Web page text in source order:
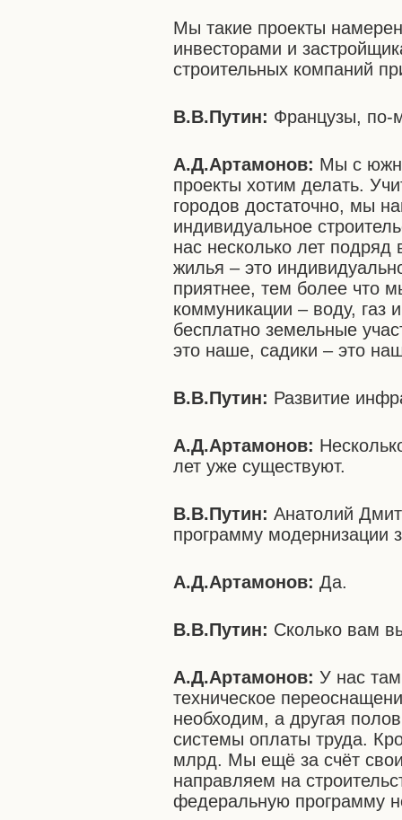
Мы такие проекты
инвесторами и
строительных компаний
В.В.Путин: Французы, по-
А.Д.Артамонов: Мы с
проекты хотим делать.
городов достаточно, мы
индивидуальное
нас несколько лет
жилья – это
приятнее, тем более что
коммуникации – воду,
бесплатно земельные
это наше, садики – это
В.В.Путин: Развитие
А.Д.Артамонов:
лет уже существуют.
В.В.Путин:Анатолий
программу модернизации
А.Д.Артамонов: Да.
В.В.Путин: Сколько вам
А.Д.Артамонов: У нас
техническое
необходим, а другая
системы оплаты труда.
млрд. Мы ещё за счёт
направляем на
федеральную программу